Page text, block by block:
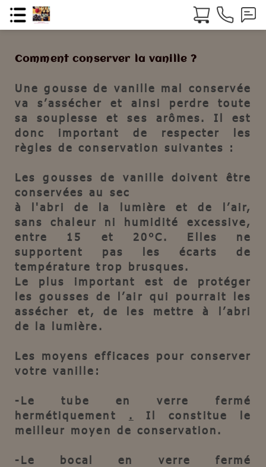
Comment conserver la vanille ?
Une gousse de vanille mal conservée
va s’assécher et ainsi perdre toute
sa souplesse et ses arômes. Il est
donc important de respecter les
règles de conservation suivantes :
Les gousses de vanille doivent être
conservées au sec
à l'abri de la lumière et de l’air,
sans chaleur ni humidité excessive,
entre 15 et 20°C. Elles ne
supportent pas les écarts de
température trop brusques.
Le plus important est de protéger
les gousses de l’air qui pourrait les
assécher et, de les mettre à l’abri
de la lumière.
Les moyens efficaces pour conserver
votre vanille:
-Le tube en verre
fermé
hermétiquement .
Il constitue le
meilleur moyen de conservation.
-Le bocal en verre fermé